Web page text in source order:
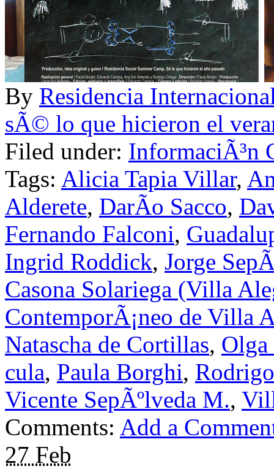
By Residencia
sÃ© lo que hicieron el
Filed under: InformaciÃ³n
Tags: Alicia Tapia Villar,
Alderete, DarÃ­o Sacco,
Fernando Falconi,
Ingrid Roddick, Jorge
Casona Solariega (Villa
ContemporÃ¡neo de Villa
Natascha de Cortillas, Olga
cula, Paula Borghi,
Vicente SepÃºlveda M.,
Comments: Add a
27 Feb